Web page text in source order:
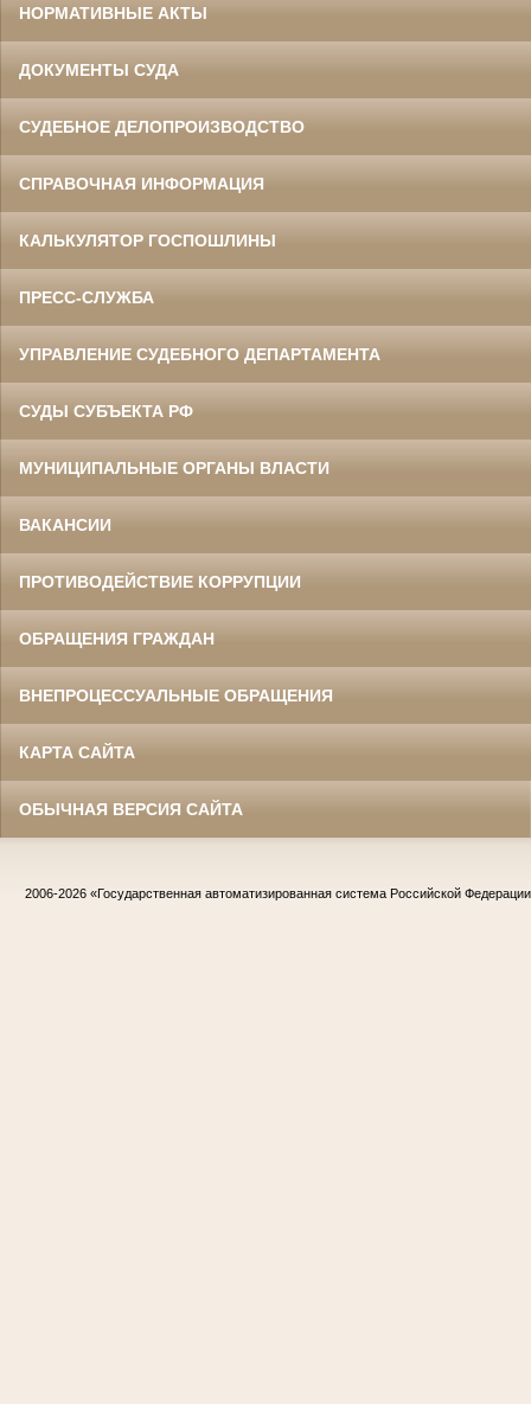
НОРМАТИВНЫЕ АКТЫ
ДОКУМЕНТЫ СУДА
СУДЕБНОЕ ДЕЛОПРОИЗВОДСТВО
СПРАВОЧНАЯ ИНФОРМАЦИЯ
КАЛЬКУЛЯТОР ГОСПОШЛИНЫ
ПРЕСС-СЛУЖБА
УПРАВЛЕНИЕ СУДЕБНОГО ДЕПАРТАМЕНТА
СУДЫ СУБЪЕКТА РФ
МУНИЦИПАЛЬНЫЕ ОРГАНЫ ВЛАСТИ
ВАКАНСИИ
ПРОТИВОДЕЙСТВИЕ КОРРУПЦИИ
ОБРАЩЕНИЯ ГРАЖДАН
ВНЕПРОЦЕССУАЛЬНЫЕ ОБРАЩЕНИЯ
КАРТА САЙТА
ОБЫЧНАЯ ВЕРСИЯ САЙТА
2006-2026 «Государственная автоматизированная система Российской